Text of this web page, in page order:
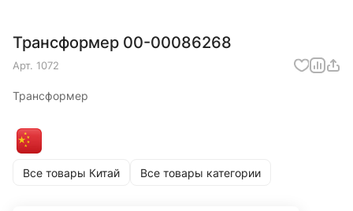
Трансформер 00-00086268
Арт. 1072
Трансформер
Все товары Китай Все товары категории